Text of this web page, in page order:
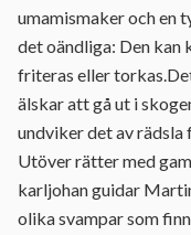
umamismaker och en
det oändliga: Den kan
friteras eller
älskar att gå ut i
undviker det av
Utöver rätter med
karljohan guidar
olika svampar som